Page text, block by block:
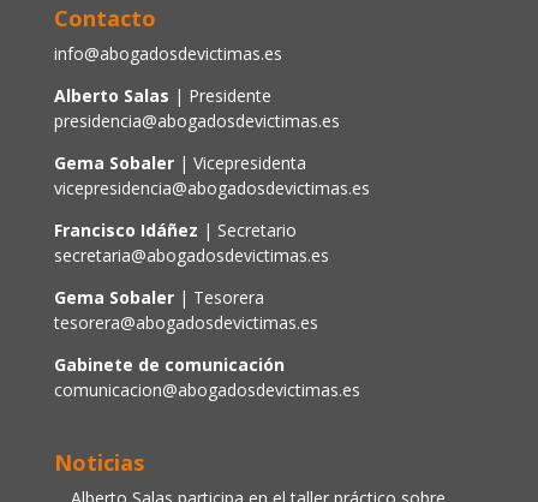
Contacto
info@abogadosdevictimas.es
Alberto Salas | Presidente
presidencia@abogadosdevictimas.es
Gema Sobaler | Vicepresidenta
vicepresidencia@abogadosdevictimas.es
Francisco Idáñez | Secretario
secretaria@abogadosdevictimas.es
Gema Sobaler| Tesorera
tesorera@abogadosdevictimas.es
Gabinete de comunicación
comunicacion@abogadosdevictimas.es
Noticias